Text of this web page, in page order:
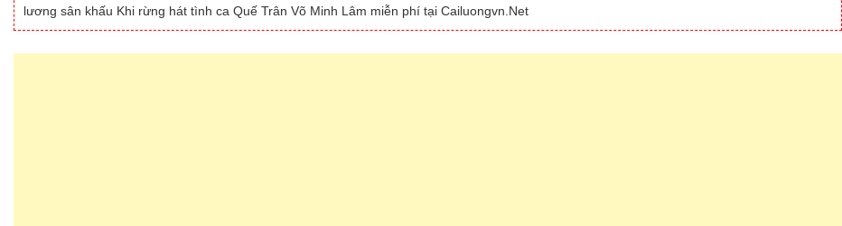
lương sân khấu Khi rừng hát tình ca Quế Trân Võ Minh Lâm miễn phí tại Cailuongvn.Net